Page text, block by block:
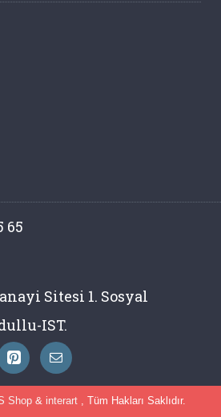
65
Sitesi 1. Sosyal
IST.
Shop & interart , Tüm Hakları Saklıdır.